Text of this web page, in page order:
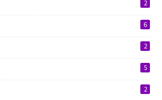
2
6
2
5
2